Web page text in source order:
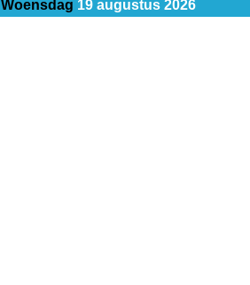
Woensdag 19 augustus 2026